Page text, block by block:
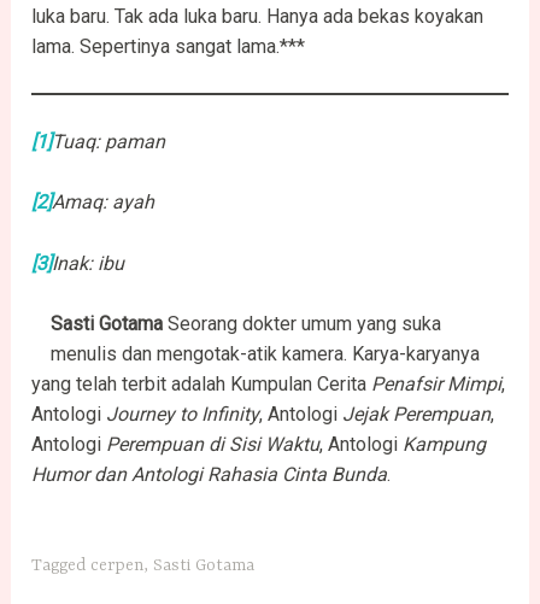
luka baru. Tak ada luka baru. Hanya ada bekas koyakan
lama. Sepertinya sangat lama.***
[1]Tuaq: paman
[2]Amaq: ayah
[3]Inak: ibu
Sasti GotamaSeorang dokter umum yang suka
menulis dan mengotak-atik kamera. Karya-karyanya
yang telah terbit adalah Kumpulan Cerita Penafsir Mimpi,
Antologi Journey to Infinity, Antologi Jejak Perempuan,
Antologi Perempuan di Sisi Waktu, Antologi Kampung
Humor dan Antologi Rahasia Cinta Bunda.
Tagged cerpen, Sasti Gotama